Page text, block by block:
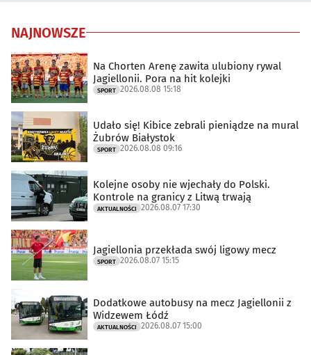
NAJNOWSZE
Na Chorten Arenę zawita ulubiony rywal
Jagiellonii. Pora na hit kolejki
SPORT 2026.08.08 15:18
Udało się! Kibice zebrali pieniądze na mural
Żubrów Białystok
SPORT 2026.08.08 09:16
Kolejne osoby nie wjechały do Polski.
Kontrole na granicy z Litwą trwają
AKTUALNOŚCI 2026.08.07 17:30
Jagiellonia przekłada swój ligowy mecz
SPORT 2026.08.07 15:15
Dodatkowe autobusy na mecz Jagiellonii z
Widzewem Łódź
AKTUALNOŚCI 2026.08.07 15:00